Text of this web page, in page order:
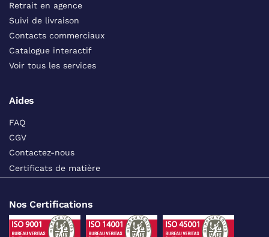
Retrait en agence
Suivi de livraison
Contacts commerciaux
Catalogue interactif
Voir tous les services
Aides
FAQ
CGV
Contactez-nous
Certificats de matière
Nos Certifications